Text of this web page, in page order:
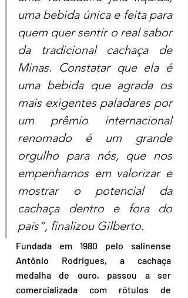
uma bebida única e feita para
quem quer sentir o real sabor
da tradicional cachaça de
Minas. Constatar que ela é
uma bebida que agrada os
mais exigentes paladares por
um prêmio internacional
renomado é um grande
orgulho para nós, que nos
empenhamos em valorizar e
mostrar o potencial da
cachaça dentro e fora do
país”, finalizou Gilberto.
Fundada em 1980 pelo salinense
Antônio Rodrigues, a cachaça
medalha de ouro, passou a ser
comercializada com rótulos de